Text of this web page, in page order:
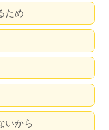
ため
いから